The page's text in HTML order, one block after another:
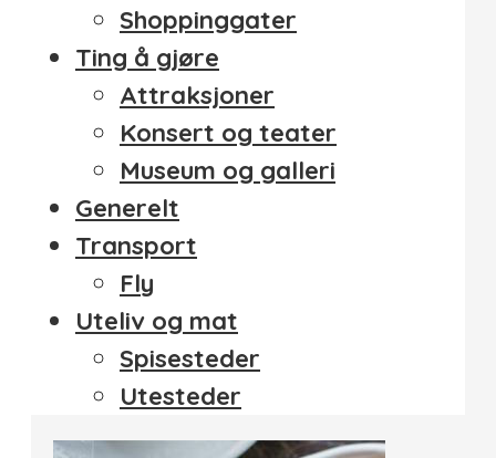
Shoppinggater
Ting å gjøre
Attraksjoner
Konsert og teater
Museum og galleri
Generelt
Transport
Fly
Uteliv og mat
Spisesteder
Utesteder